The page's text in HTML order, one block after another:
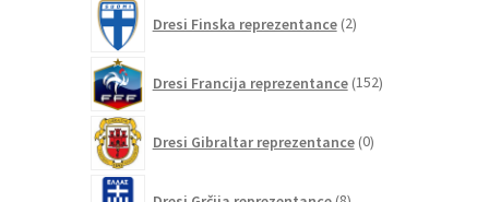
Dresi Finska reprezentance 2izdelka
Dresi Francija reprezentance 152izdelkov
Dresi Gibraltar reprezentance 0izdelkov